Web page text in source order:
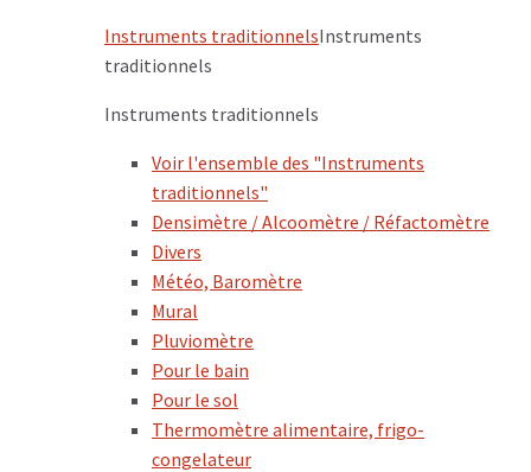
Instruments traditionnelsInstruments
traditionnels
Instruments traditionnels
Voir l'ensemble des "Instruments
traditionnels"
Densimètre / Alcoomètre / Réfactomètre
Divers
Météo, Baromètre
Mural
Pluviomètre
Pour le bain
Pour le sol
Thermomètre alimentaire, frigo-
congelateur